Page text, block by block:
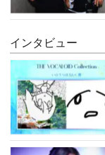
インタビュー